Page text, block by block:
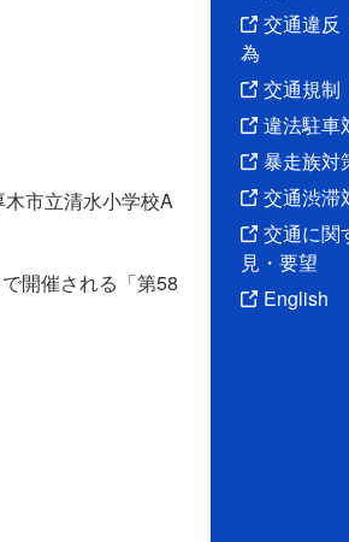
市立清水小学校A
開催される「第58
交通違反
為
交通規制
違法駐車
暴走族対
交通渋滞
交通に関
見・要望
English